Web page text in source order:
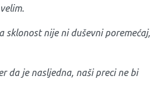
sklonost nije ni duševni poremećaj,
da je nasljedna, naši preci ne bi